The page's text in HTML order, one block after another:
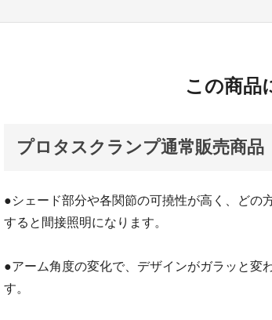
この商品
プロタスクランプ通常販売商品
●シェード部分や各関節の可撓性が高く、どの
すると間接照明になります。
●アーム角度の変化で、デザインがガラッと変
す。